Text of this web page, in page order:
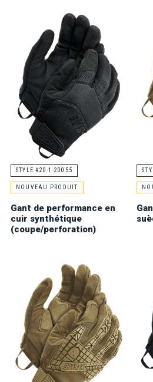
STYLE #20-1-20055
NOUVEAU PRODUIT
Gant de performance en
cuir synthétique
(coupe/perforation)